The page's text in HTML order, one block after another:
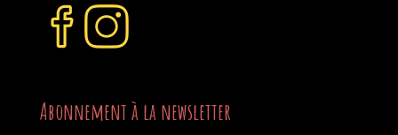
Abonnement à la newsletter